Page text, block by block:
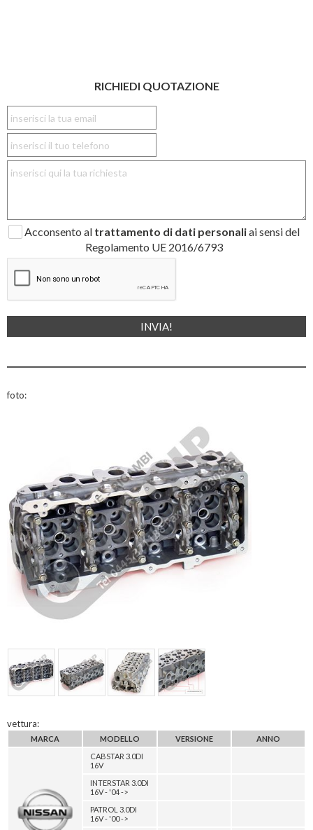
RICHIEDI QUOTAZIONE
Acconsento al trattamento di dati personaliai sensi del
Regolamento UE 2016/6793
foto:
vettura:
MARCA MODELLO VERSIONE
ANNO
CABSTAR 3.0DI
16V
INTERSTAR 3.0DI
16V - '04 ->
PATROL 3.0DI
16V - '00 ->